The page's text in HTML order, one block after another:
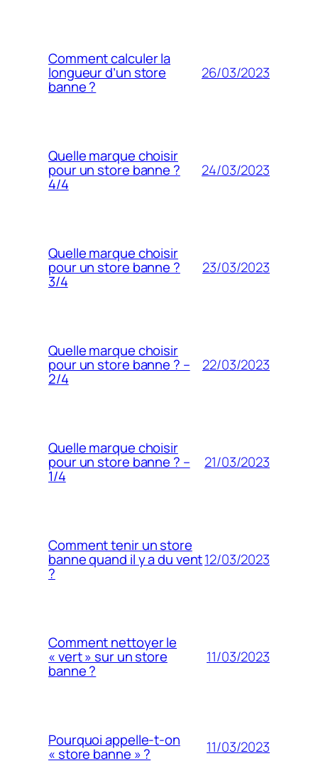
Comment calculer la
longueur d’un store
banne ?
26/03/2023
Quelle marque choisir
pour un store banne ?
4/4
24/03/2023
Quelle marque choisir
pour un store banne ?
3/4
23/03/2023
Quelle marque choisir
pour un store banne ? –
2/4
22/03/2023
Quelle marque choisir
pour un store banne ? –
1/4
21/03/2023
Comment tenir un store
banne quand il y a du vent
?
12/03/2023
Comment nettoyer le
« vert » sur un store
banne ?
11/03/2023
Pourquoi appelle-t-on
« store banne » ? 11/03/2023